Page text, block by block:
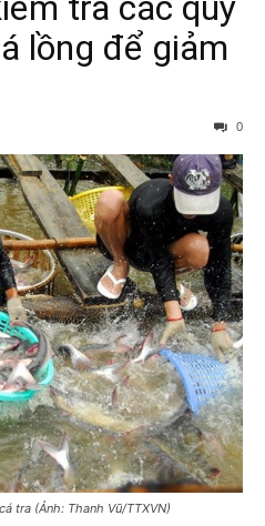
lồng để giảm
0
tra (Ảnh: Thanh Vũ/TTXVN)